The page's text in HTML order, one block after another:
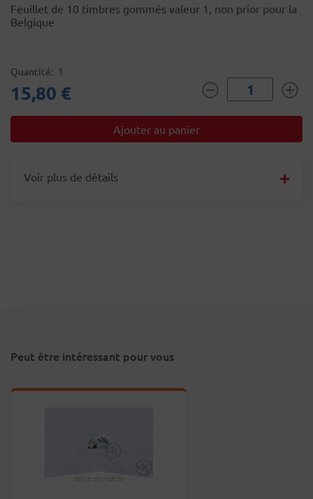
Feuillet de 10 timbres gommés valeur 1, non prior pour la
Belgique
Quantité 1
15,80 €
Voir plus de détails
Peut être intéressant pour vous